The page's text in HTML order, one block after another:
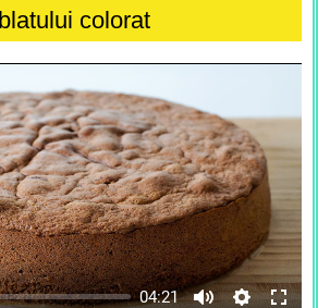
blatului colorat
04:21